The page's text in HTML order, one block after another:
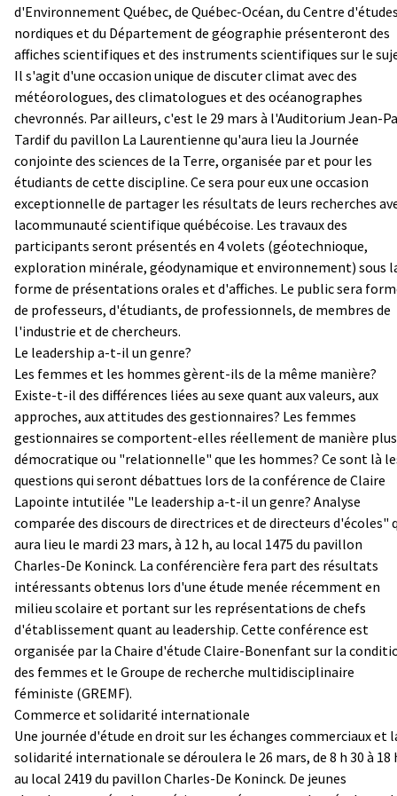
d'Environnement Québec, de Québec-Océan, du Centre
nordiques et du Département de géographie présenteront des
affiches scientifiques et des instruments scientifiques sur le
Il s'agit d'une occasion unique de discuter climat avec des
météorologues, des climatologues et des océanographes
chevronnés. Par ailleurs, c'est le 29 mars à l'Auditorium Jean-
Tardif du pavillon La Laurentienne qu'aura lieu la Journée
conjointe des sciences de la Terre, organisée par et pour les
étudiants de cette discipline. Ce sera pour eux une occasion
exceptionnelle de partager les résultats de leurs recherches
lacommunauté scientifique québécoise. Les travaux des
participants seront présentés en 4 volets (géotechnioque,
exploration minérale, géodynamique et environnement) sous
forme de présentations orales et d'affiches. Le public sera
de professeurs, d'étudiants, de professionnels, de membres de
l'industrie et de chercheurs.
Le leadership a-t-il un genre?
Les femmes et les hommes gèrent-ils de la même manière?
Existe-t-il des différences liées au sexe quant aux valeurs, aux
approches, aux attitudes des gestionnaires? Les femmes
gestionnaires se comportent-elles réellement de manière plus
démocratique ou "relationnelle" que les hommes? Ce sont là
questions qui seront débattues lors de la conférence de Claire
Lapointe intutilée "Le leadership a-t-il un genre? Analyse
comparée des discours de directrices et de directeurs d'écoles"
aura lieu le mardi 23 mars, à 12 h, au local 1475 du pavillon
Charles-De Koninck. La conférencière fera part des résultats
intéressants obtenus lors d'une étude menée récemment en
milieu scolaire et portant sur les représentations de chefs
d'établissement quant au leadership. Cette conférence est
organisée par la Chaire d'étude Claire-Bonenfant sur la
des femmes et le Groupe de recherche multidisciplinaire
féministe (GREMF).
Commerce et solidarité internationale
Une journée d'étude en droit sur les échanges commerciaux et
solidarité internationale se déroulera le 26 mars, de 8 h 30 à 18
au local 2419 du pavillon Charles-De Koninck. De jeunes